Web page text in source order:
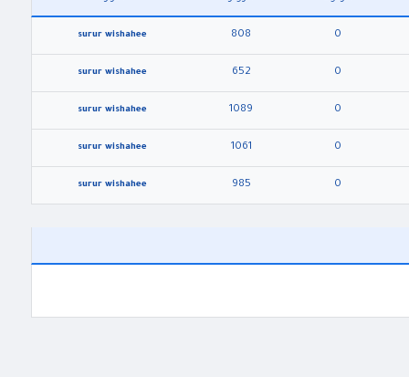
0
808
surur wishahee
0
652
surur wishahee
0
1089
surur wishahee
0
1061
surur wishahee
0
985
surur wishahee